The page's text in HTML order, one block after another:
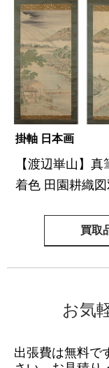
掛軸 日本画
【渡辺崋山】真
着色 田園耕織
買取
お気
出張費は無料で